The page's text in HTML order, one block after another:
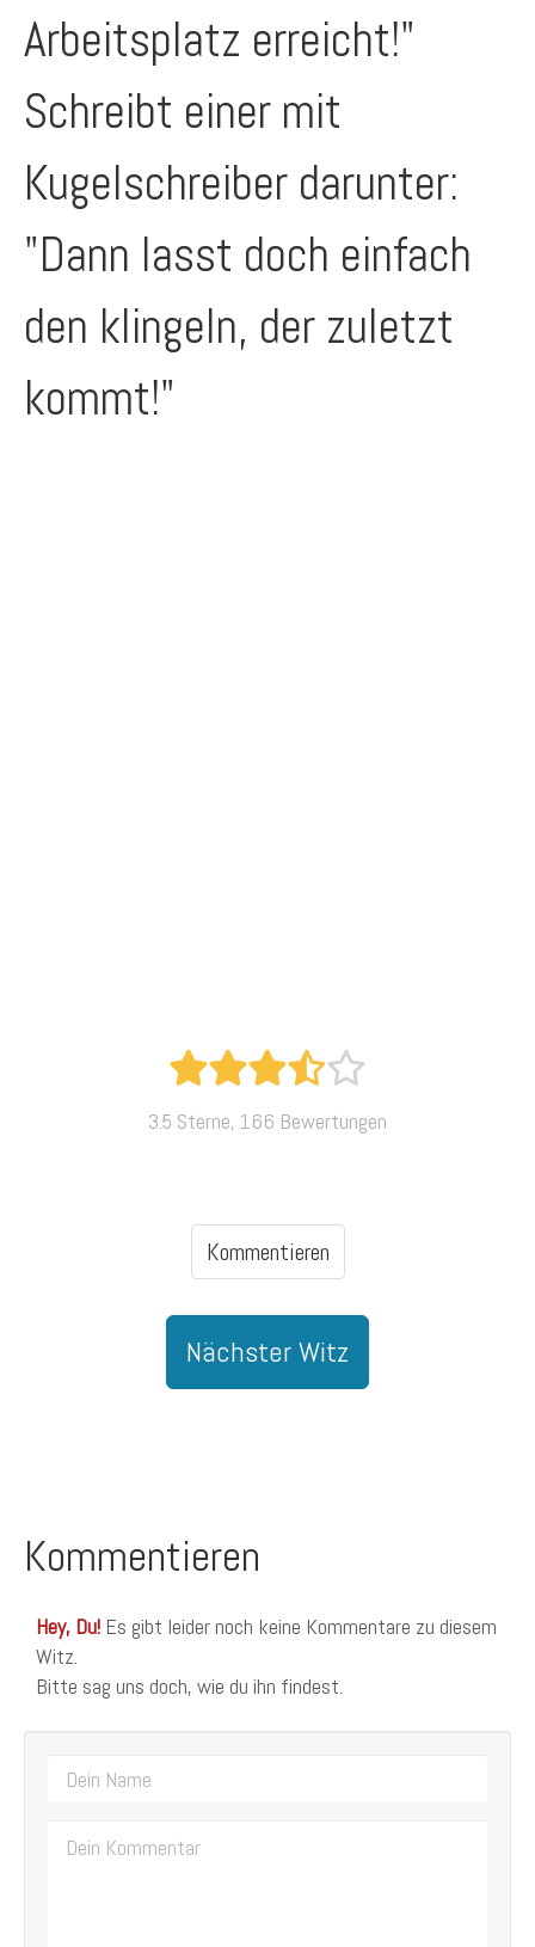
Arbeitsplatz erreicht!"
Schreibt einer mit
Kugelschreiber darunter:
"Dann lasst doch einfach
den klingeln, der zuletzt
kommt!"
3.5 Sterne, 166 Bewertungen
Kommentieren
Nächster Witz
Kommentieren
Hey, Du! Es gibt leider noch keine Kommentare zu diesem
Witz.
Bitte sag uns doch, wie du ihn findest.